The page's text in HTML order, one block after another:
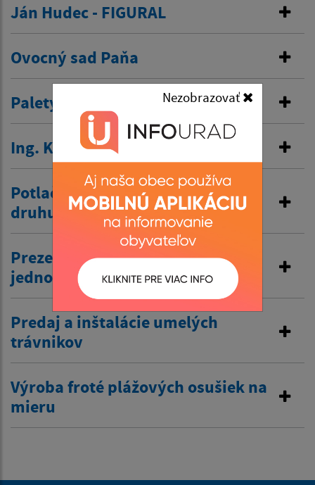
Nezobrazovať
Ján Hudec - FIGURAL
Ovocný sad Paňa
Palety Drevovýroba
Ing. Karol Hattas – SPS,
Potlač textilnej metráže všetkého
druhu
Prezenty pre firmy, obce,
jednotlivcov s logami a nápismi
Predaj a inštalácie umelých
trávnikov
Výroba froté plážových osušiek na
mieru